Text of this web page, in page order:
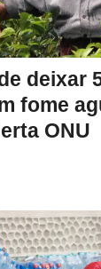
deixar
fome
ONU